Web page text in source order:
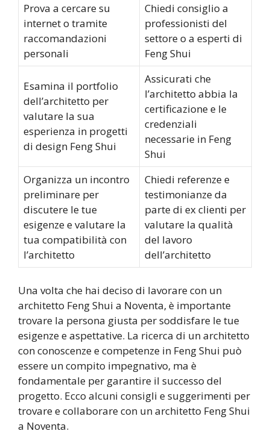
Prova a cercare su
internet o tramite
raccomandazioni
personali
Chiedi consiglio a
professionisti del
settore o a esperti di
Feng Shui
Esamina il portfolio
dell’architetto per
valutare la sua
esperienza in progetti
di design Feng Shui
Assicurati che
l’architetto abbia la
certificazione e le
credenziali
necessarie in Feng
Shui
Organizza un incontro
preliminare per
discutere le tue
esigenze e valutare la
tua compatibilità con
l’architetto
Chiedi referenze e
testimonianze da
parte di ex clienti per
valutare la qualità
del lavoro
dell’architetto
Una volta che hai deciso di lavorare con un
architetto Feng Shui a Noventa, è importante
trovare la persona giusta per soddisfare le tue
esigenze e aspettative. La ricerca di un architetto
con conoscenze e competenze in Feng Shui può
essere un compito impegnativo, ma è
fondamentale per garantire il successo del
progetto. Ecco alcuni consigli e suggerimenti per
trovare e collaborare con un architetto Feng Shui
a Noventa.